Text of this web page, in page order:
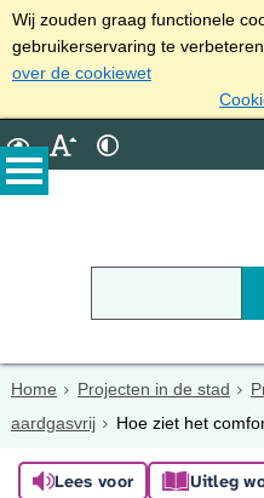
Wij zouden graag functionele
gebruikerservaring te
over de cookiewet
Home Projecten in de stad
aardgasvrij
Hoe ziet het
Lees voor Uitleg